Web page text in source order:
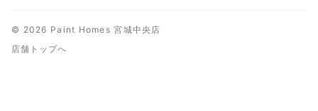
© 2026 Paint Homes 宮城中央店
店舗トップへ